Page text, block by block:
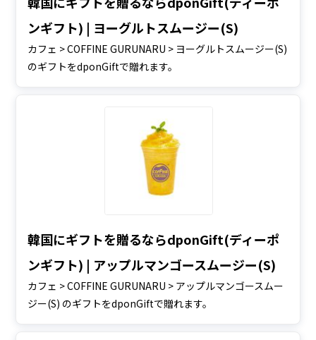
ンギフト) | ヨーグルトスムージー(S)
カフェ > COFFINE GURUNARU > ヨーグルトスムージー(S)
のギフトをdponGiftで贈れます。
韓国にギフトを贈るならdponGift(ディーポ
ンギフト) | アップルマンゴースムージー(S)
カフェ > COFFINE GURUNARU > アップルマンゴースムー
ジー(S) のギフトをdponGiftで贈れます。